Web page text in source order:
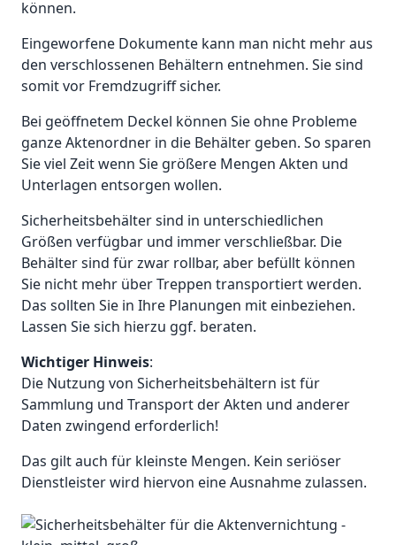
können.
Eingeworfene Dokumente kann man nicht mehr aus
den verschlossenen Behältern entnehmen. Sie sind
somit vor Fremdzugriff sicher.
Bei geöffnetem Deckel können Sie ohne Probleme
ganze Aktenordner in die Behälter geben. So sparen
Sie viel Zeit wenn Sie größere Mengen Akten und
Unterlagen entsorgen wollen.
Sicherheitsbehälter sind in unterschiedlichen
Größen verfügbar und immer verschließbar. Die
Behälter sind für zwar rollbar, aber befüllt können
Sie nicht mehr über Treppen transportiert werden.
Das sollten Sie in Ihre Planungen mit einbeziehen.
Lassen Sie sich hierzu ggf. beraten.
Wichtiger Hinweis:
Die Nutzung von Sicherheitsbehältern ist für
Sammlung und Transport der Akten und anderer
Daten zwingend erforderlich!
Das gilt auch für kleinste Mengen. Kein seriöser
Dienstleister wird hiervon eine Ausnahme zulassen.